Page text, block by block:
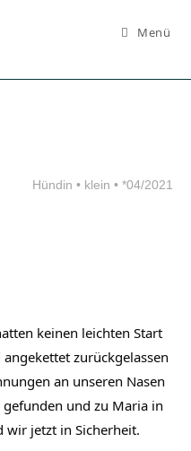
Menü
Hündin • klein • *04/2021
keinen leichten Start
zurückgelassen
an unseren Nasen
und zu Maria in
wir jetzt in Sicherheit.